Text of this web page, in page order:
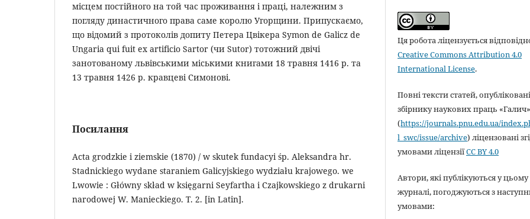
місцем постійного на той час проживання і праці, належним з
погляду династичного права саме королю Угорщини. Припускаємо,
що відомий з протоколів допиту Петера Цвікера Symon de Galicz de
Ungaria qui fuit ex artificio Sartor (чи Sutor) тотожний двічі
занотованому львівськими міськими книгами 18 травня 1416 р. та
13 травня 1426 р. кравцеві Симонові.
Посилання
Acta grodzkie i ziemskie (1870) / w skutek fundacyi śp. Alek­sandra hr.
Stadnickiego wydane staraniem Galicyjskiego wydziału krajo­wego. we
Lwo­wie : Główny skład w księgarni Seyfartha i Czajkow­skiego z drukarni
naro­do­wej W. Manieckiego. T. 2. [in Latin].
Ця робота ліцензується
Creative Commons Attribution 4.0
International License.
Повні тексти статей,
збірнику наукових праць «Галич»
(https://journals.pnu.edu.ua/
l_swc/issue/archive) ліцензовані
умовами ліцензіїCC BY 4.0
Автори, які публікуються у цьому
журналі, погоджуються з
умовами: